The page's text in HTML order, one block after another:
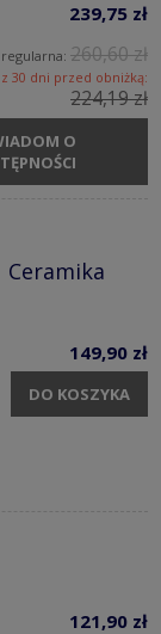
239,75 zł
regularna: 260,60 zł
30 dni przed obniżką:
224,19 zł
O
Ceramika
149,90 zł
DO KOSZYKA
121,90 zł